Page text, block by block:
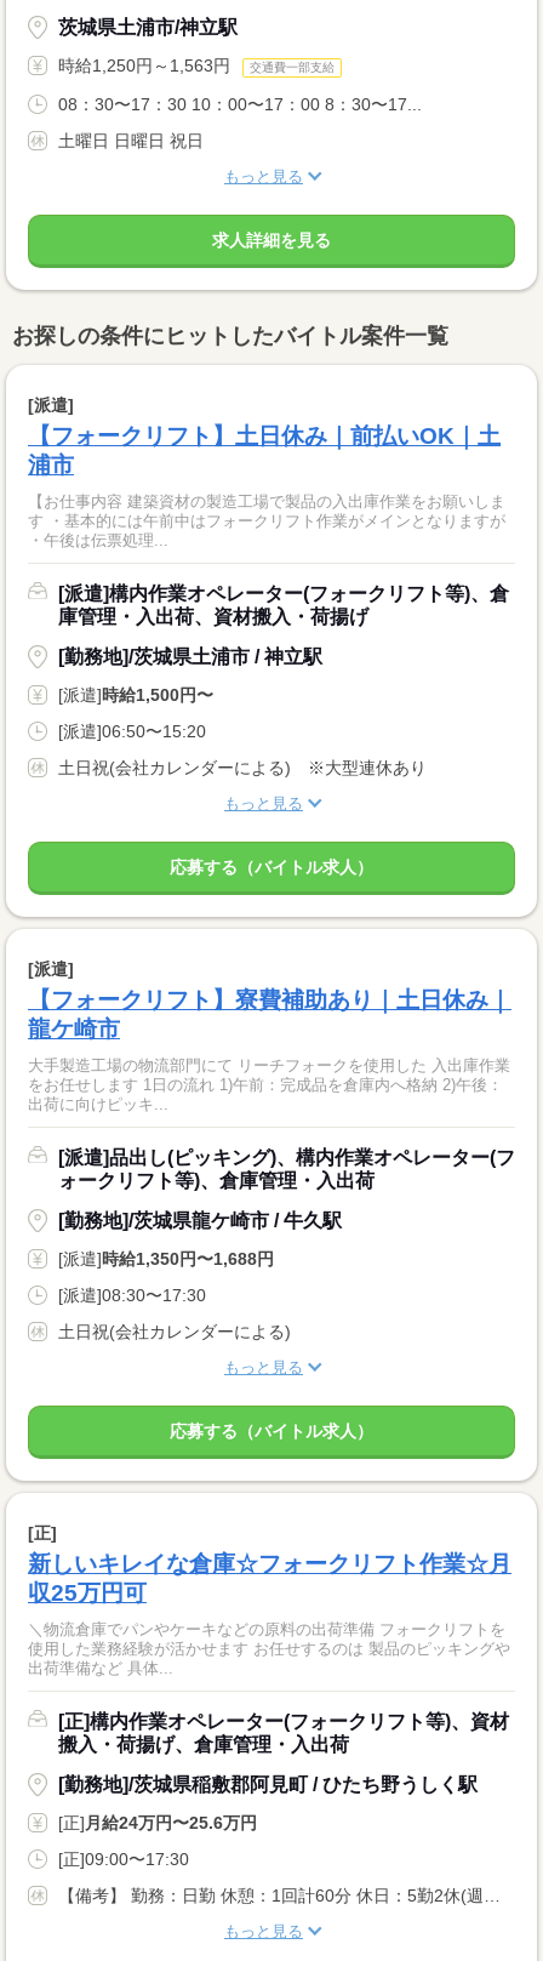
茨城県土浦市/神立駅
時給1,250円～1,563円 交通費一部支給
08：30〜17：30 10：00〜17：00 8：30〜17...
土曜日 日曜日 祝日
もっと見る
求人詳細を見る
お探しの条件にヒットしたバイトル案件一覧
[派遣]
【フォークリフト】土日休み｜前払いOK｜土
浦市
【お仕事内容 建築資材の製造工場で製品の入出庫作業をお願いしま
す ・基本的には午前中はフォークリフト作業がメインとなりますが
・午後は伝票処理...
[派遣]構内作業オペレーター(フォークリフト等)、倉
庫管理・入出荷、資材搬入・荷揚げ
[勤務地]/茨城県土浦市 / 神立駅
[派遣]時給1,500円〜
[派遣]06:50〜15:20
土日祝(会社カレンダーによる) ※大型連休あり
もっと見る
応募する（バイトル求人）
[派遣]
【フォークリフト】寮費補助あり｜土日休み｜
龍ケ崎市
大手製造工場の物流部門にて リーチフォークを使用した 入出庫作業
をお任せします 1日の流れ 1)午前：完成品を倉庫内へ格納 2)午後：
出荷に向けピッキ...
[派遣]品出し(ピッキング)、構内作業オペレーター(フ
ォークリフト等)、倉庫管理・入出荷
[勤務地]/茨城県龍ケ崎市 / 牛久駅
[派遣]時給1,350円〜1,688円
[派遣]08:30〜17:30
土日祝(会社カレンダーによる)
もっと見る
応募する（バイトル求人）
[正]
新しいキレイな倉庫☆フォークリフト作業☆月
収25万円可
＼物流倉庫でパンやケーキなどの原料の出荷準備 フォークリフトを
使用した業務経験が活かせます お任せするのは 製品のピッキングや
出荷準備など 具体...
[正]構内作業オペレーター(フォークリフト等)、資材
搬入・荷揚げ、倉庫管理・入出荷
[勤務地]/茨城県稲敷郡阿見町 / ひたち野うしく駅
[正] 月給24万円〜25.6万円
[正]09:00〜17:30
もっと見る